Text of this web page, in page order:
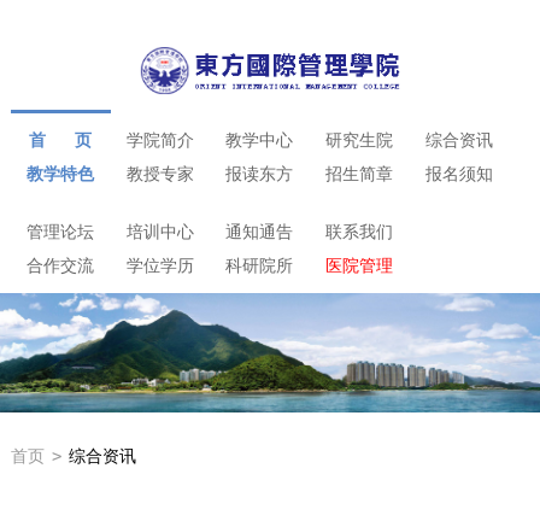
首 页
教学特色
学院简介
教授专家
教学中心
报读东方
研究生院
招生简章
综合资讯
报名须知
管理论坛
合作交流
培训中心
学位学历
通知通告
科研院所
联系我们
医院管理
首页 > 综合资讯